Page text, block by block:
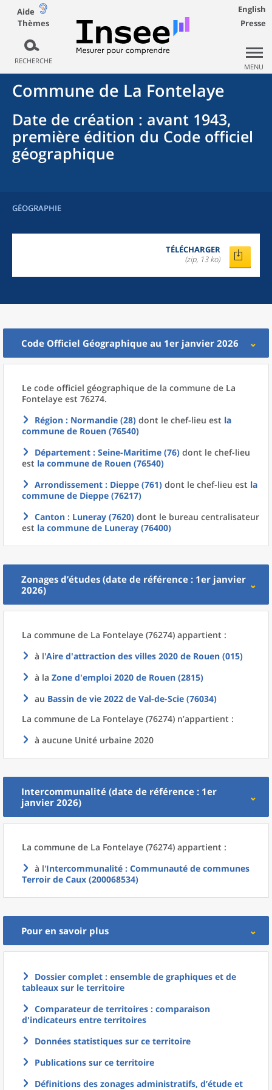
Aide
Thèmes
RECHERCHE
English
Presse
MENU
Commune de La Fontelaye
Date de création : avant 1943,
première édition du Code officiel
géographique
GÉOGRAPHIE
TÉLÉCHARGER
(zip, 13 ko)
Code Officiel Géographique au 1er janvier 2026
Le code officiel géographique de la commune de La
Fontelaye est 76274.
Région : Normandie (28) dont le chef-lieu est la
commune de Rouen (76540)
Département : Seine-Maritime (76) dont le chef-lieu
est la commune de Rouen (76540)
Arrondissement : Dieppe (761) dont le chef-lieu est la
commune de Dieppe (76217)
Canton : Luneray (7620) dont le bureau centralisateur
est la commune de Luneray (76400)
Zonages d’études (date de référence : 1er janvier
2026)
La commune de La Fontelaye (76274) appartient :
à l'Aire d'attraction des villes 2020 de Rouen (015)
à la Zone d'emploi 2020 de Rouen (2815)
au Bassin de vie 2022 de Val-de-Scie (76034)
La commune de La Fontelaye (76274) n’appartient :
à aucune Unité urbaine 2020
Intercommunalité (date de référence : 1er
janvier 2026)
La commune de La Fontelaye (76274) appartient :
à l'Intercommunalité : Communauté de communes
Terroir de Caux (200068534)
Pour en savoir plus
Dossier complet : ensemble de graphiques et de
tableaux sur le territoire
Comparateur de territoires : comparaison
d'indicateurs entre territoires
Données statistiques sur ce territoire
Publications sur ce territoire
Définitions des zonages administratifs, d’étude et